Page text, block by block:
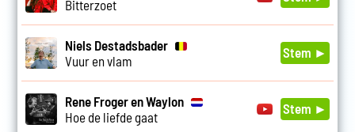
Bitterzoet
Niels Destadsbader
Vuur en vlam
Stem ►
Rene Froger en Waylon
Hoe de liefde gaat
Stem ►